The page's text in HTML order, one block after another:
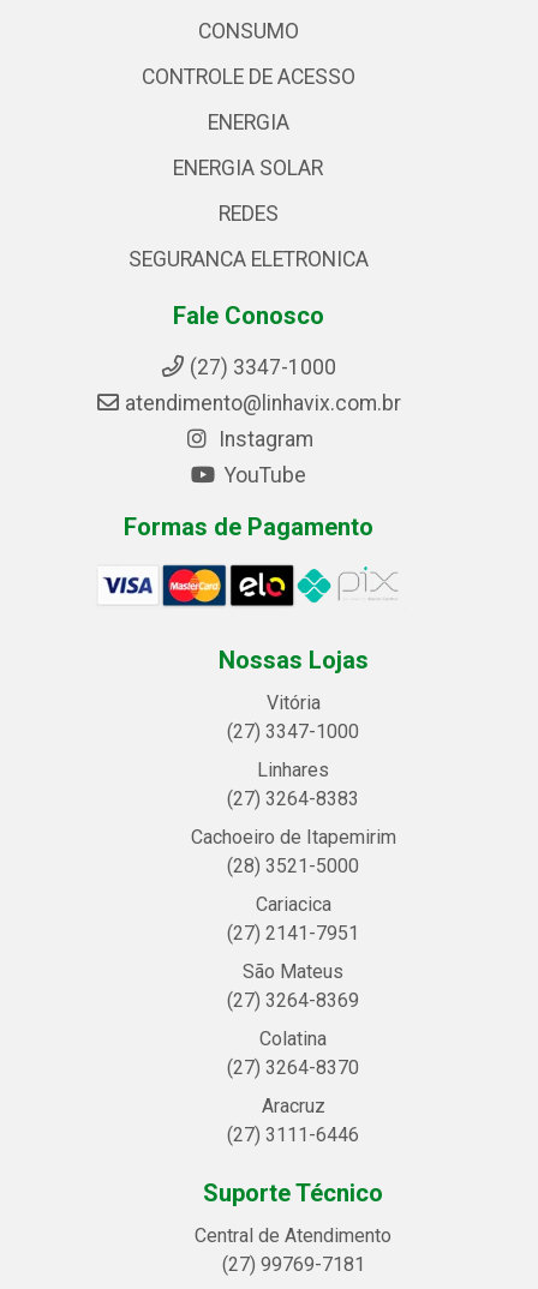
CONSUMO
CONTROLE DE ACESSO
ENERGIA
ENERGIA SOLAR
REDES
SEGURANCA ELETRONICA
Fale Conosco
(27) 3347-1000
atendimento@linhavix.com.br
Instagram
YouTube
Formas de Pagamento
Nossas Lojas
Vitória
(27) 3347-1000
Linhares
(27) 3264-8383
Cachoeiro de Itapemirim
(28) 3521-5000
Cariacica
(27) 2141-7951
São Mateus
(27) 3264-8369
Colatina
(27) 3264-8370
Aracruz
(27) 3111-6446
Suporte Técnico
Central de Atendimento
(27) 99769-7181